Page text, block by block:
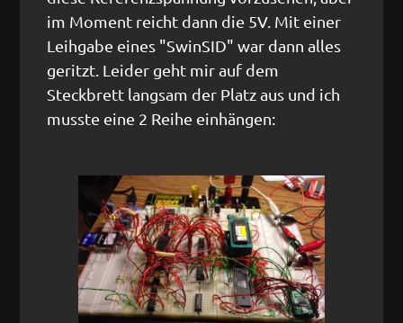
im Moment reicht dann die 5V. Mit einer
Leihgabe eines "SwinSID" war dann alles
geritzt. Leider geht mir auf dem
Steckbrett langsam der Platz aus und ich
musste eine 2 Reihe einhängen: